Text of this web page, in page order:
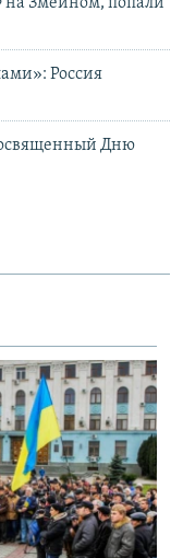
Россия
Дню